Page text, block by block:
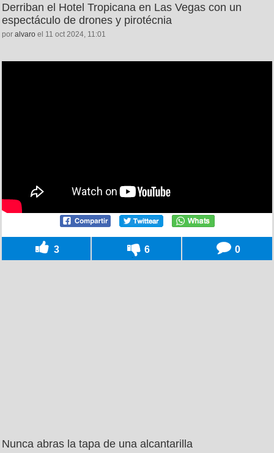
Derriban el Hotel Tropicana en Las Vegas con un
espectáculo de drones y pirotécnia
por alvaro el 11 oct 2024, 11:01
3 6 0
Nunca abras la tapa de una alcantarilla